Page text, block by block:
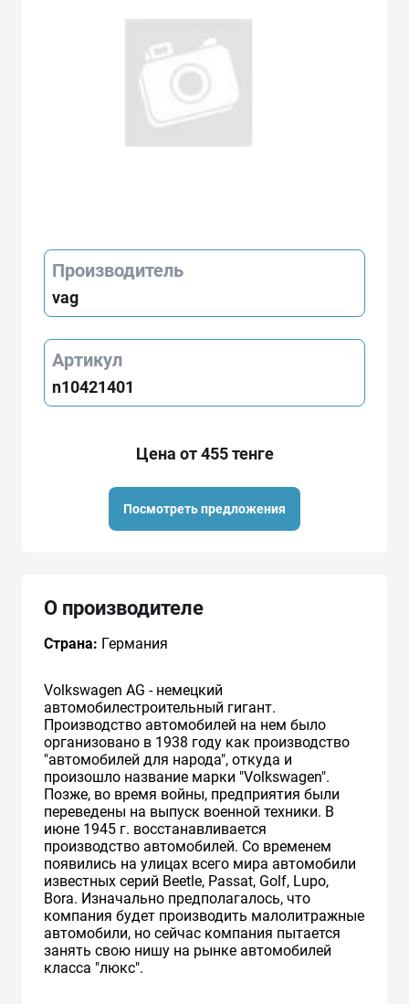
Производитель
vag
Артикул
n10421401
Цена от 455 тенге
Посмотреть предложения
О производителе
Страна: Германия
Volkswagen AG - немецкий
автомобилестроительный гигант.
Производство автомобилей на нем было
организовано в 1938 году как производство
"автомобилей для народа", откуда и
произошло название марки "Volkswagen".
Позже, во время войны, предприятия были
переведены на выпуск военной техники. В
июне 1945 г. восстанавливается
производство автомобилей. Cо временем
появились на улицах всего мира автомобили
известных серий Beetle, Passat, Golf, Lupo,
Bora. Изначально предполагалось, что
компания будет производить малолитражные
автомобили, но сейчас компания пытается
занять свою нишу на рынке автомобилей
класса "люкс".